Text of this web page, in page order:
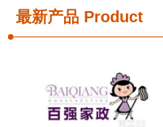
最新产品 Product